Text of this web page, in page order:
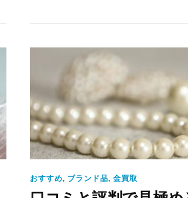
おすすめ, ブランド品, 金買取